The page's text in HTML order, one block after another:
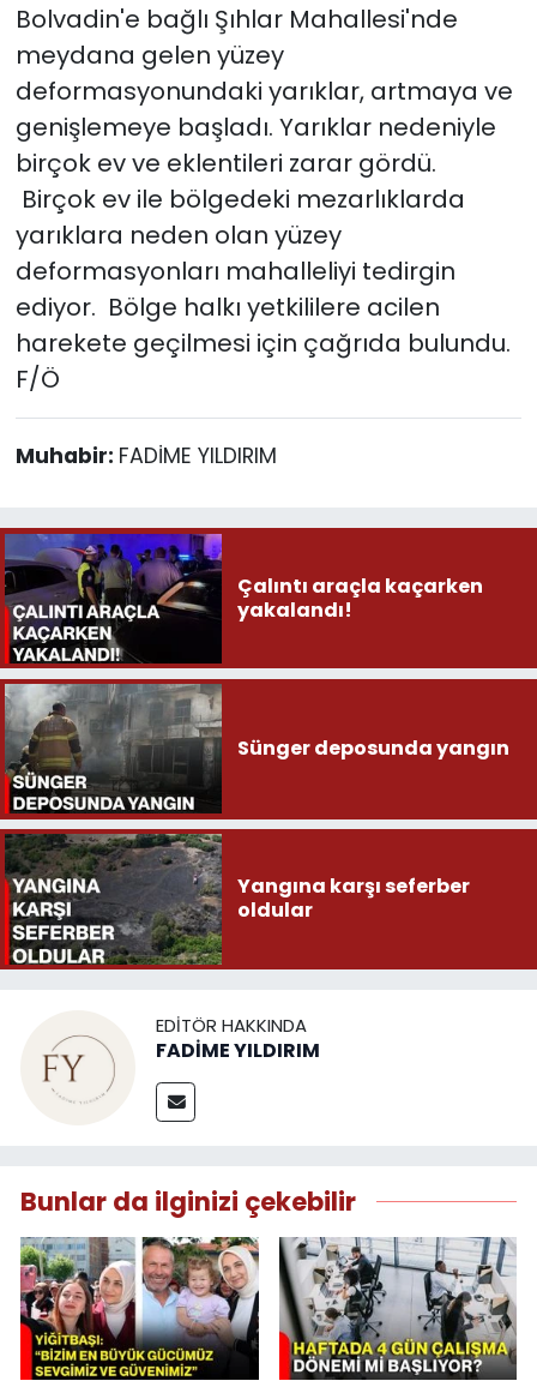
Bolvadin'e bağlı Şıhlar Mahallesi'nde
meydana gelen yüzey
deformasyonundaki yarıklar, artmaya ve
genişlemeye başladı. Yarıklar nedeniyle
birçok ev ve eklentileri zarar gördü.
Birçok ev ile bölgedeki mezarlıklarda
yarıklara neden olan yüzey
deformasyonları mahalleliyi tedirgin
ediyor. Bölge halkı yetkililere acilen
harekete geçilmesi için çağrıda bulundu.
F/Ö
Muhabir: FADİME YILDIRIM
Çalıntı araçla kaçarken
yakalandı!
Sünger deposunda yangın
Yangına karşı seferber
oldular
EDITÖR HAKKINDA
FADİME YILDIRIM
Bunlar da ilginizi çekebilir